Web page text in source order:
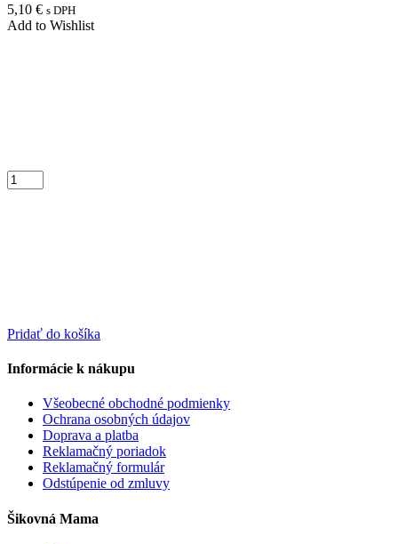
5,10 € s DPH
Add to Wishlist
Pridať do košíka
Informácie k nákupu
Všeobecné obchodné podmienky
Ochrana osobných údajov
Doprava a platba
Reklamačný poriadok
Reklamačný formulár
Odstúpenie od zmluvy
Šikovná Mama